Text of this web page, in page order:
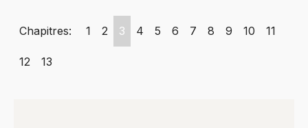
Chapitres: 1 2 3 4 5 6 7 8 9 10 11
12 13